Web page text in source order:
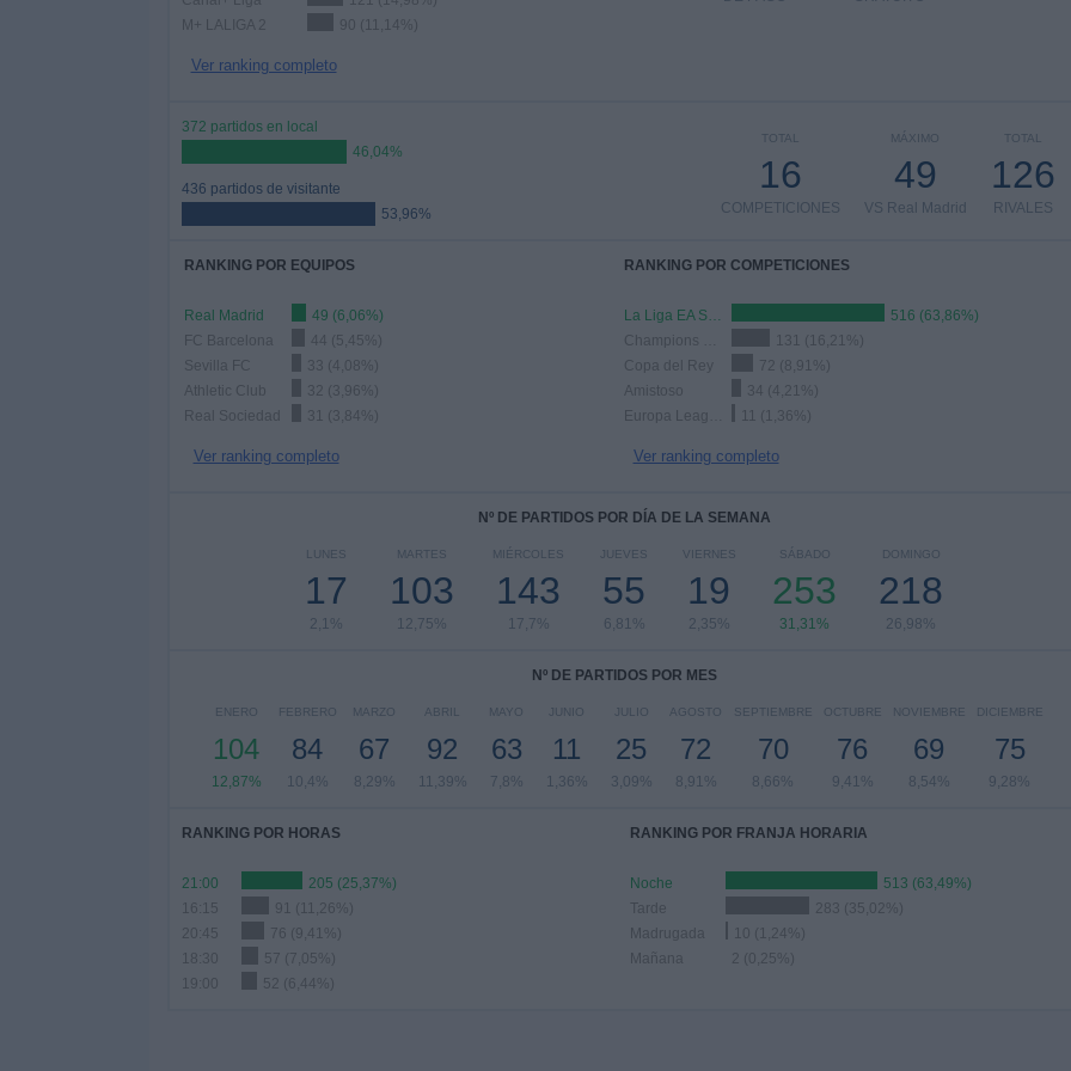
M+ LALIGA 2
90 (11,14%)
Ver ranking completo
372 partidos en local
46,04%
436 partidos de visitante
53,96%
TOTAL
126
RIVALES
MÁXIMO
49
VS Real Madrid
TOTAL
16
COMPETICIONES
RANKING POR EQUIPOS
Real Madrid
49 (6,06%)
FC Barcelona
44 (5,45%)
Sevilla FC
33 (4,08%)
Athletic Club
32 (3,96%)
Real Sociedad
31 (3,84%)
Ver ranking completo
RANKING POR COMPETICIONES
La Liga EA Sports
516 (63,86%)
131 (16,21%)
Copa del Rey
72 (8,91%)
Amistoso
34 (4,21%)
11 (1,36%)
Ver ranking completo
Nº DE PARTIDOS POR DÍA DE LA SEMANA
LUNES
17
2,1%
MARTES
103
12,75%
MIÉRCOLES
143
17,7%
JUEVES
55
6,81%
VIERNES
19
2,35%
SÁBADO
253
31,31%
DOMINGO
218
26,98%
Nº DE PARTIDOS POR MES
ENERO
104
12,87%
FEBRERO
84
10,4%
MARZO
67
8,29%
ABRIL
92
11,39%
MAYO
63
7,8%
JUNIO
11
1,36%
JULIO
25
3,09%
AGOSTO
72
8,91%
SEPTIEMBRE
70
8,66%
OCTUBRE
76
9,41%
NOVIEMBRE
69
8,54%
DICIEMBRE
75
9,28%
RANKING POR HORAS
21:00
205 (25,37%)
16:15
91 (11,26%)
20:45
76 (9,41%)
18:30
57 (7,05%)
19:00
52 (6,44%)
RANKING POR FRANJA HORARIA
Noche
513 (63,49%)
Tarde
283 (35,02%)
Madrugada
10 (1,24%)
Mañana
2 (0,25%)